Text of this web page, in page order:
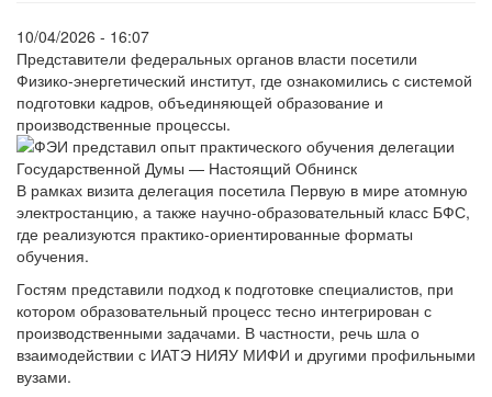
10/04/2026 - 16:07
Представители федеральных органов власти посетили
Физико-энергетический институт, где ознакомились с системой
подготовки кадров, объединяющей образование и
производственные процессы.
В рамках визита делегация посетила Первую в мире атомную
электростанцию, а также научно-образовательный класс БФС,
где реализуются практико-ориентированные форматы
обучения.
Гостям представили подход к подготовке специалистов, при
котором образовательный процесс тесно интегрирован с
производственными задачами. В частности, речь шла о
взаимодействии с ИАТЭ НИЯУ МИФИ и другими профильными
вузами.